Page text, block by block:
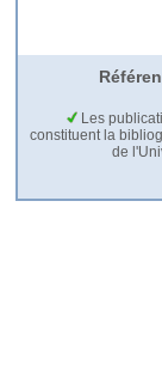
Les
constituent la
de